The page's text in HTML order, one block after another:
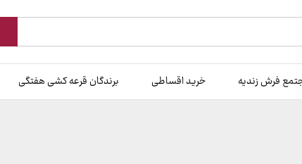
فرش زندیه خرید اقساطی برندگان قرعه کشی هفتگی